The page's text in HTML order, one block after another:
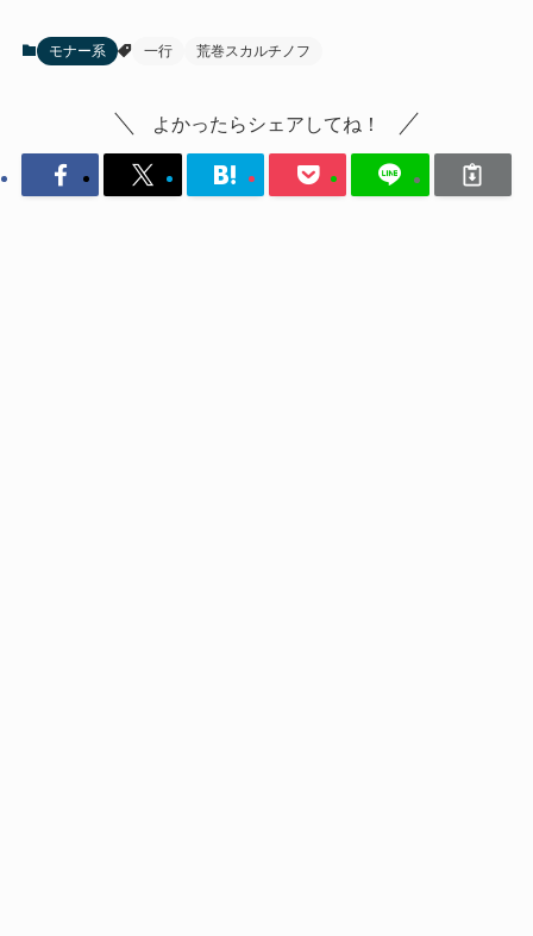
モナー系 一行 荒巻スカルチノフ
よかったらシェアしてね！